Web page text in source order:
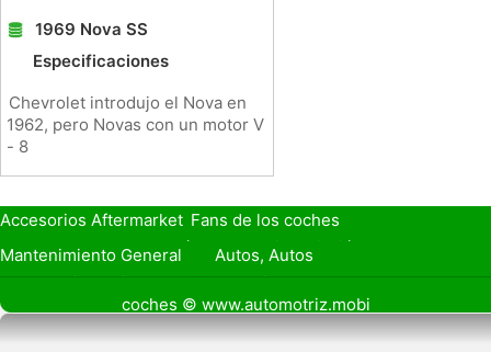
1969 Nova SS
Especificaciones
Chevrolet introdujo el Nova en
1962, pero Novas con un motor V
- 8
Accesorios Aftermarket Fans de los coches
Seguro de Coche
Préstamos y Financiación
Mantenimiento General
Autos, Autos
Seguridad Vial
Combustibles
Vender Mi Cochecoches © www.automotriz.mobi